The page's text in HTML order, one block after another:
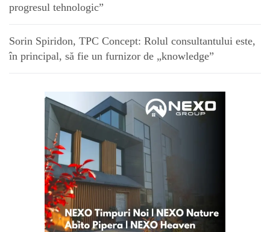
progresul tehnologic”
Sorin Spiridon, TPC Concept: Rolul consultantului este,
în principal, să fie un furnizor de „knowledge”